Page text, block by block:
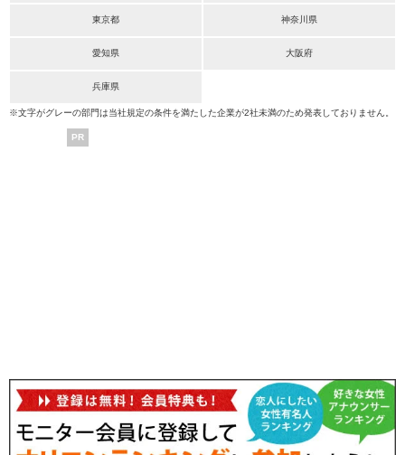
東京都 神奈川県
愛知県 大阪府
兵庫県
※文字がグレーの部門は当社規定の条件を満たした企業が2社未満のため発表しておりません。
PR